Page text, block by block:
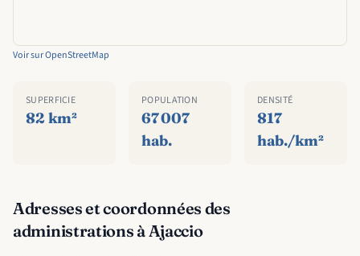
Voir sur OpenStreetMap
SUPERFICIE
82 km²
POPULATION
67 007
hab.
DENSITÉ
817
hab./km²
Adresses et coordonnées des
administrations à Ajaccio